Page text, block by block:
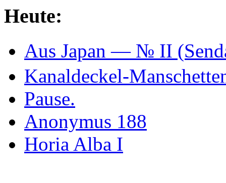
Heute:
Aus Japan — № II
Kanaldeckel-
Pause.
Anonymus 188
Horia Alba I